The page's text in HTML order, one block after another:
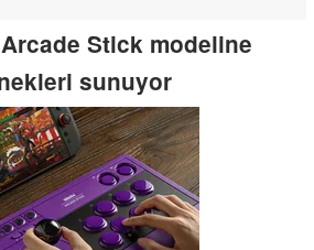
Stick modeline
sunuyor